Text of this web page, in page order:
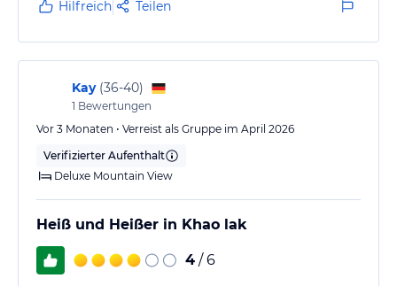
Hilfreich Teilen
Kay (36-40)
1 Bewertungen
Vor 3 Monaten • Verreist als Gruppe im April 2026
Verifizierter Aufenthalt
Deluxe Mountain View
Heiß und Heißer in Khao lak
4 / 6